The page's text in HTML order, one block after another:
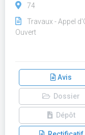
74
Travaux - Appel
Ouvert
Avis
Dossier
Dépôt